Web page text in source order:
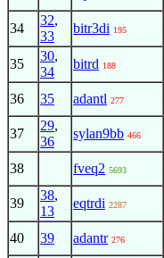
34
32,
33
bitr3di 195
35
30,
34
bitrd 188
36 35 adantl 277
37
29,
36
sylan9bb 466
38 fveq2 5693
39
38,
13
eqtrdi 2287
40 39 adantr 276